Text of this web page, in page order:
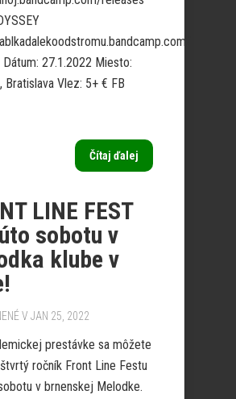
27.1.2022 Miesto:
Bratislava Vlez: 5+ € FB
Čítaj ďalej
LINE FEST
sobotu v
klube v
V JAN 25, 2022
prestávke sa môžete
ročník Front Line Festu
v brnenskej Melodke.